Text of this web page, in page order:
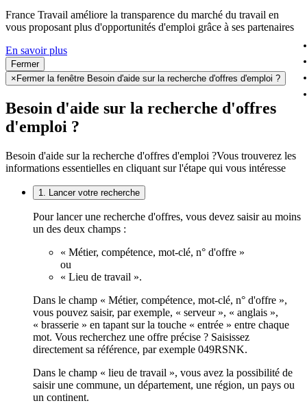
France Travail améliore la transparence du marché du travail en
vous proposant plus d'opportunités d'emploi grâce à ses partenaires
En savoir plus
Fermer
× Fermer la fenêtre Besoin d'aide sur la recherche d'offres d'emploi ?
Besoin d'aide sur la recherche d'offres
d'emploi ?
Besoin d'aide sur la recherche d'offres d'emploi ?Vous trouverez les
informations essentielles en cliquant sur l'étape qui vous intéresse
1. Lancer votre recherche
Pour lancer une recherche d'offres, vous devez saisir au moins
un des deux champs :
« Métier, compétence, mot-clé, n° d'offre »
ou
« Lieu de travail ».
Dans le champ « Métier, compétence, mot-clé, n° d'offre »,
vous pouvez saisir, par exemple, « serveur », « anglais »,
« brasserie » en tapant sur la touche « entrée » entre chaque
mot. Vous recherchez une offre précise ? Saisissez
directement sa référence, par exemple 049RSNK.
Dans le champ « lieu de travail », vous avez la possibilité de
saisir une commune, un département, une région, un pays ou
un continent.